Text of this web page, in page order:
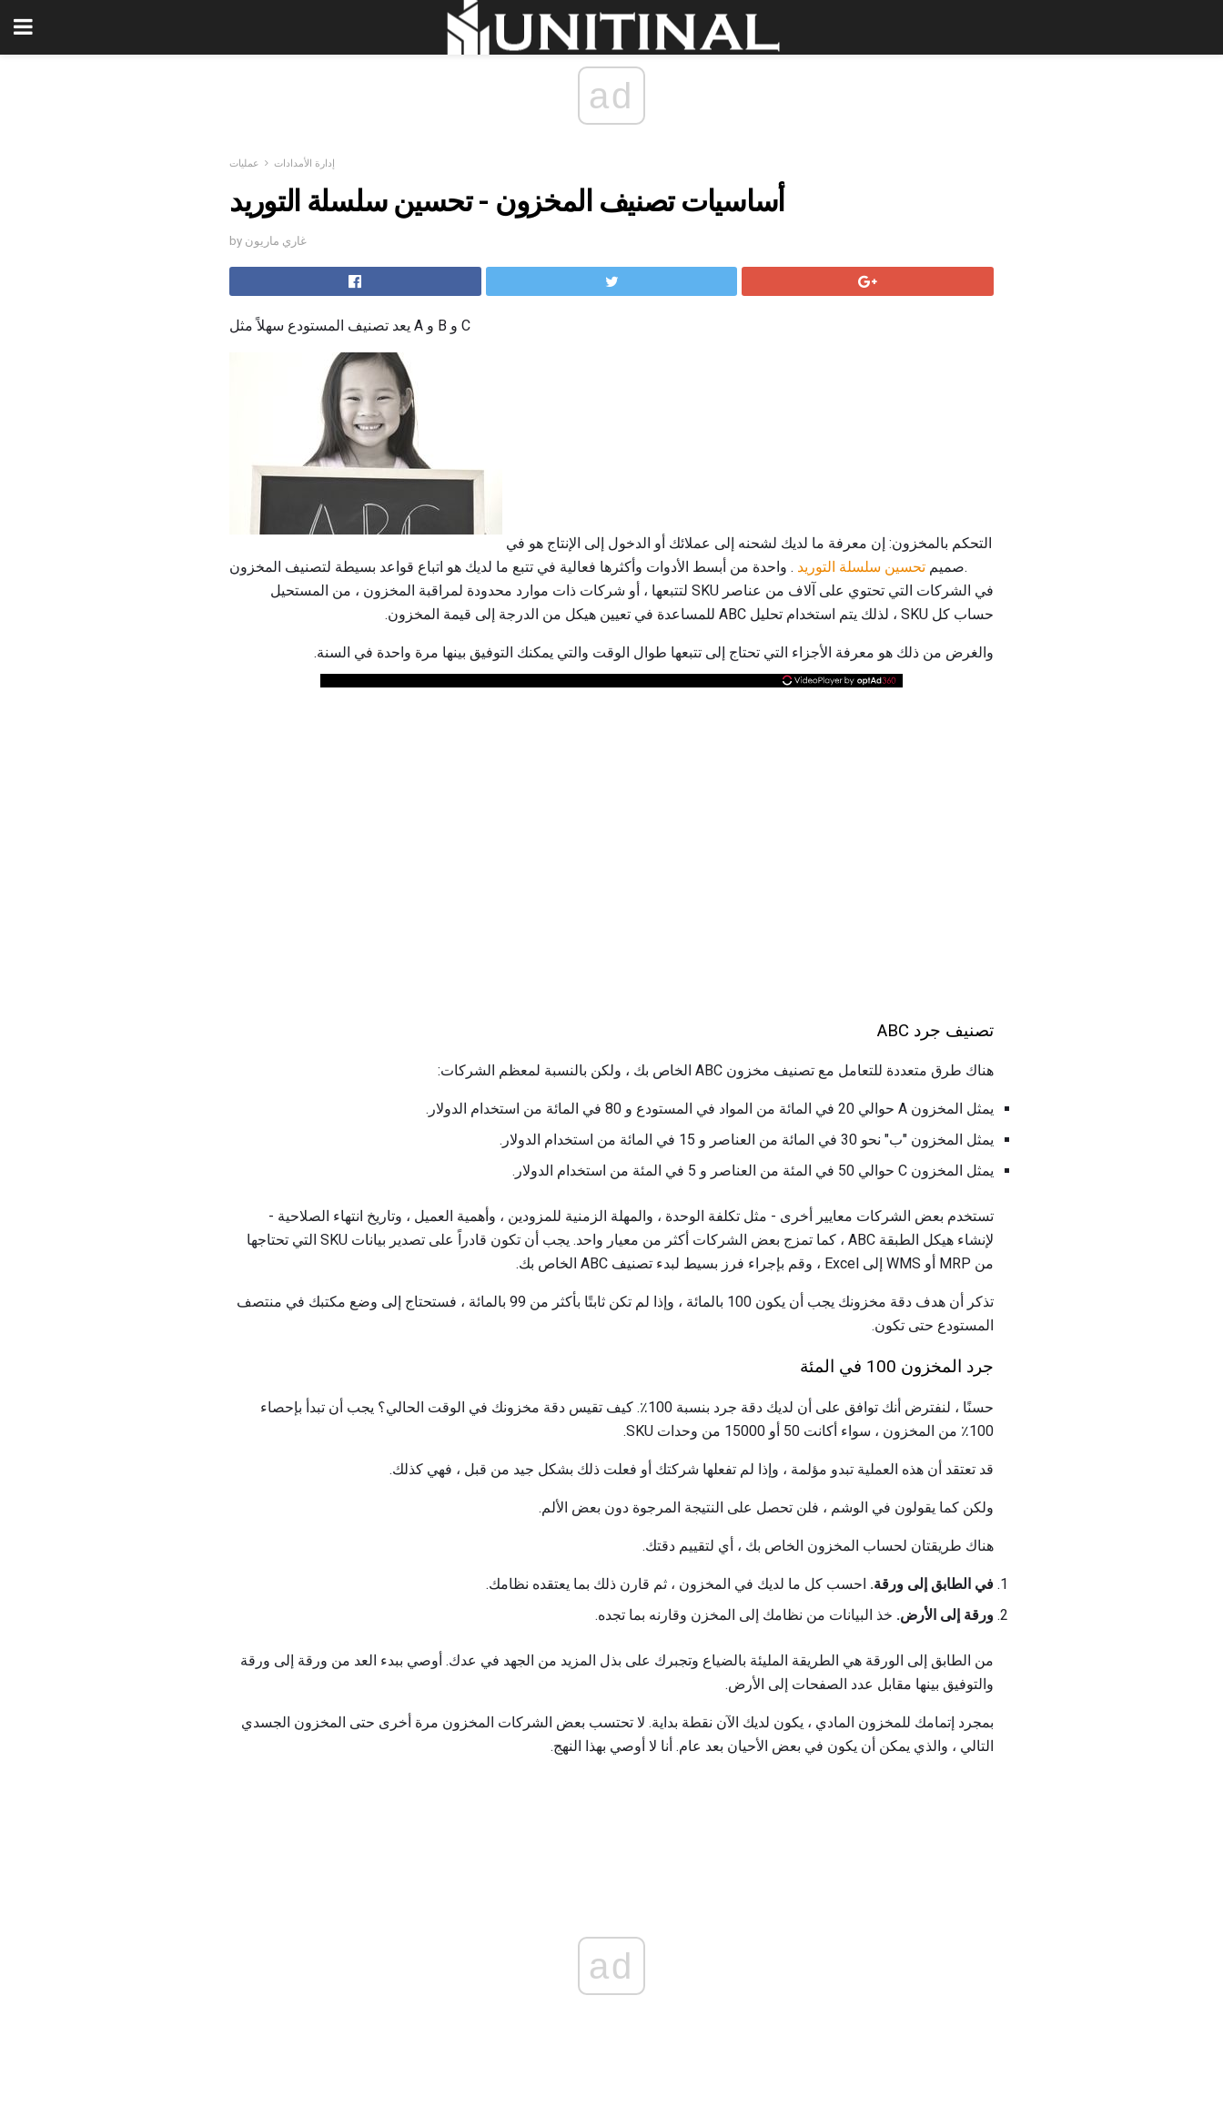
ad
إدارة الأمدادات عمليات
أساسيات تصنيف المخزون - تحسين سلسلة التوريد
by غاري ماريون
يعد تصنيف المستودع سهلاً مثل A و B و C
صميم تحسين سلسلة التوريد
. واحدة من أبسط الأدوات وأكثرها فعالية في تتبع ما لديك هو اتباع قواعد بسيطة لتصنيف المخزون.
في الشركات التي تحتوي على آلاف من عناصر SKU لتتبعها ، أو شركات ذات موارد محدودة لمراقبة المخزون ، من المستحيل
حساب كل SKU ، لذلك يتم استخدام تحليل ABC للمساعدة في تعيين هيكل من الدرجة إلى قيمة المخزون.
والغرض من ذلك هو معرفة الأجزاء التي تحتاج إلى تتبعها طوال الوقت والتي يمكنك التوفيق بينها مرة واحدة في السنة.
تصنيف جرد ABC
هناك طرق متعددة للتعامل مع تصنيف مخزون ABC الخاص بك ، ولكن بالنسبة لمعظم الشركات:
يمثل المخزون A حوالي 20 في المائة من المواد في المستودع و 80 في المائة من استخدام الدولار.
يمثل المخزون "ب" نحو 30 في المائة من العناصر و 15 في المائة من استخدام الدولار.
يمثل المخزون C حوالي 50 في المئة من العناصر و 5 في المئة من استخدام الدولار.
تستخدم بعض الشركات معايير أخرى - مثل تكلفة الوحدة ، والمهلة الزمنية للمزودين ، وأهمية العميل ، وتاريخ انتهاء الصلاحية -
لإنشاء هيكل الطبقة ABC ، ​​كما تمزج بعض الشركات أكثر من معيار واحد. يجب أن تكون قادراً على تصدير بيانات SKU التي تحتاجها
من MRP أو WMS إلى Excel ، وقم بإجراء فرز بسيط لبدء تصنيف ABC الخاص بك.
تذكر أن هدف دقة مخزونك يجب أن يكون 100 بالمائة ، وإذا لم تكن ثابتًا بأكثر من 99 بالمائة ، فستحتاج إلى وضع مكتبك في منتصف
المستودع حتى تكون.
جرد المخزون 100 في المئة
حسنًا ، لنفترض أنك توافق على أن لديك دقة جرد بنسبة 100٪. كيف تقيس دقة مخزونك في الوقت الحالي؟ يجب أن تبدأ بإحصاء
100٪ من المخزون ، سواء أكانت 50 أو 15000 من وحدات SKU.
قد تعتقد أن هذه العملية تبدو مؤلمة ، وإذا لم تفعلها شركتك أو فعلت ذلك بشكل جيد من قبل ، فهي كذلك.
ولكن كما يقولون في الوشم ، فلن تحصل على النتيجة المرجوة دون بعض الألم.
هناك طريقتان لحساب المخزون الخاص بك ، أي لتقييم دقتك.
في الطابق إلى ورقة. احسب كل ما لديك في المخزون ، ثم قارن ذلك بما يعتقده نظامك.
ورقة إلى الأرض. خذ البيانات من نظامك إلى المخزن وقارنه بما تجده.
من الطابق إلى الورقة هي الطريقة المليئة بالضياع وتجبرك على بذل المزيد من الجهد في عدك. أوصي ببدء العد من ورقة إلى ورقة
والتوفيق بينها مقابل عدد الصفحات إلى الأرض.
بمجرد إتمامك للمخزون المادي ، يكون لديك الآن نقطة بداية. لا تحتسب بعض الشركات المخزون مرة أخرى حتى المخزون الجسدي
التالي ، والذي يمكن أن يكون في بعض الأحيان بعد عام. أنا لا أوصي بهذا النهج.
ad